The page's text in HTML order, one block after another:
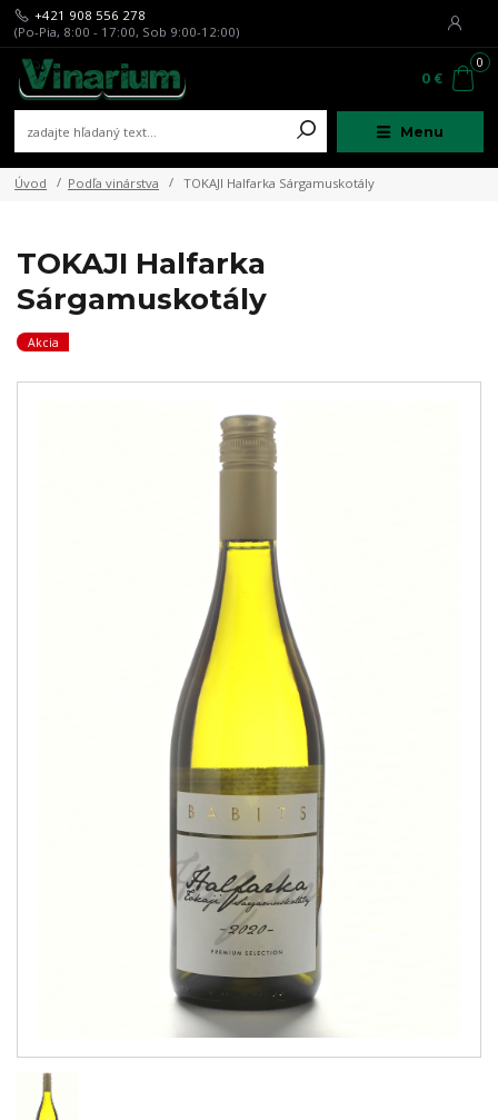
Menu
+421 908 556 278
(Po-Pia, 8:00 - 17:00, Sob 9:00-12:00)
0
0 €
Úvod Podľa vinárstva TOKAJI Halfarka Sárgamuskotály
TOKAJI Halfarka
Sárgamuskotály
Akcia